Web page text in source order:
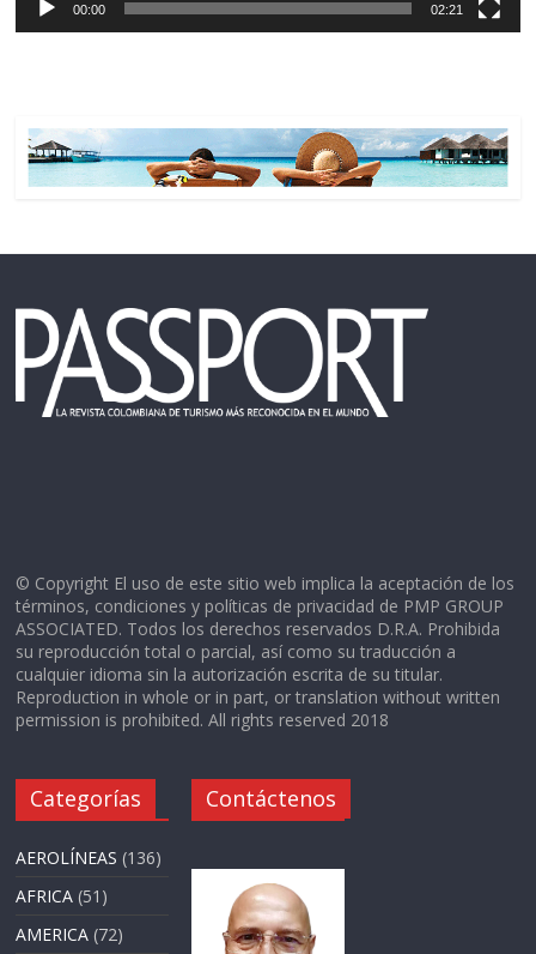
00:00 02:21
© Copyright El uso de este sitio web implica la aceptación de los
términos, condiciones y políticas de privacidad de PMP GROUP
ASSOCIATED. Todos los derechos reservados D.R.A. Prohibida
su reproducción total o parcial, así como su traducción a
cualquier idioma sin la autorización escrita de su titular.
Reproduction in whole or in part, or translation without written
permission is prohibited. All rights reserved 2018
Categorías
AEROLÍNEAS (136)
AFRICA (51)
AMERICA (72)
Contáctenos